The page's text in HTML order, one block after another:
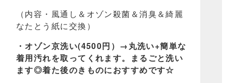
（内容・風通し＆オゾン殺菌＆消臭＆綺麗
なたとう紙に交換）
・オゾン京洗い(4500円）→丸洗い+簡単な
着用汚れを取ってくれます。まるごと洗い
ます◎着た後のきものにおすすめです☆